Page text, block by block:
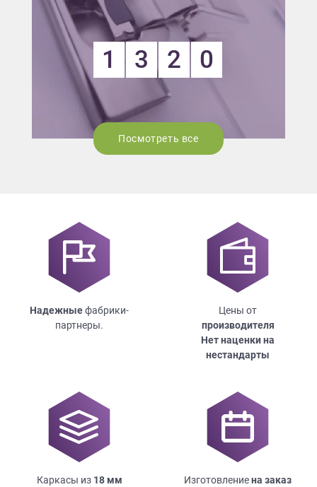
1 3 2 0
Посмотреть все
Надежныефабрики-
партнеры.
Цены от
производителя
Нет наценки на
нестандарты
Каркасы из 18мм
Изготовлениена заказ